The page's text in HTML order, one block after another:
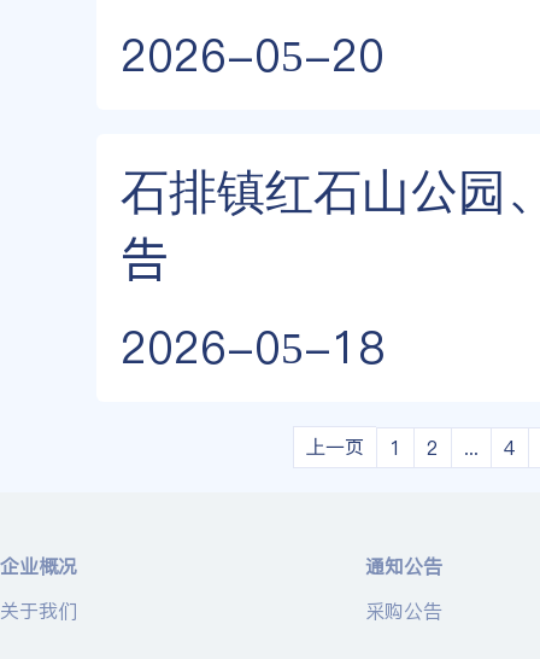
2026-05-20
石排镇红石山公园
告
2026-05-18
上一页 1 2 ... 4
企业概况
关于我们
通知公告
采购公告